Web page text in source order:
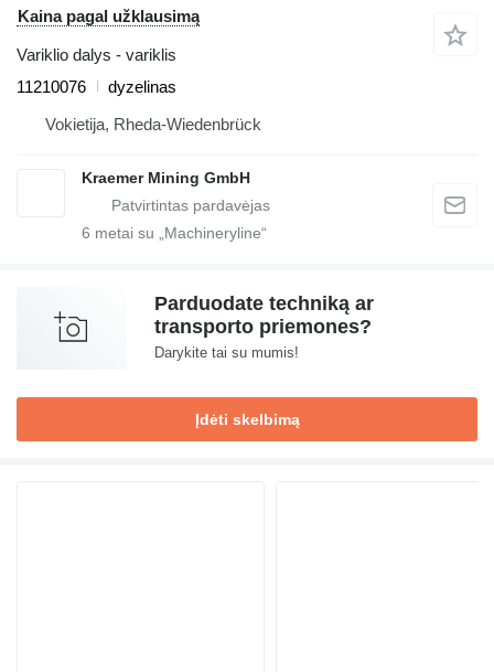
Kaina pagal užklausimą
Variklio dalys - variklis
11210076
dyzelinas
Vokietija, Rheda-Wiedenbrück
Kraemer Mining GmbH
6 metai su „Machineryline“
Parduodate techniką ar
transporto priemones?
Darykite tai su mumis!
Įdėti skelbimą